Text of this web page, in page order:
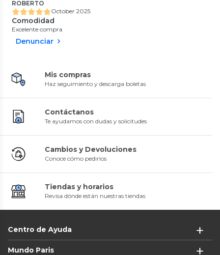
ROBERTO
October 2025
Comodidad
Excelente compra
Denunciar
Mis compras
Haz seguimiento y descarga boletas
Contáctanos
Te ayudamos con dudas y solicitudes
Cambios y Devoluciones
Conoce cómo pedirlos
Tiendas y horarios
Revisa dónde están nuestras tiendas
Centro de Ayuda
Mundo Paris